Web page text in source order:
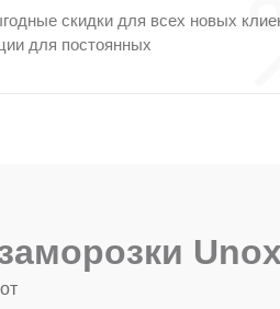
скидки для всех новых
для постоянных
Unox